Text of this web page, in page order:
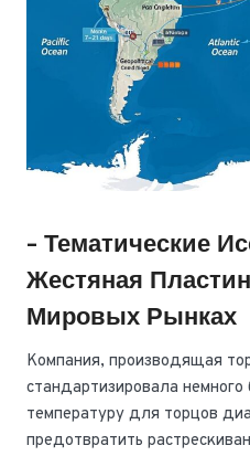
- Тематические
Жестяная
Мировых Рынках
Компания, производящая
стандартизировала
температуру для торцов
предотвратить